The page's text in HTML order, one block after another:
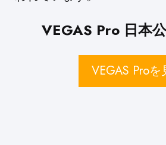
VEGAS Pro 日本
VEGAS Proを